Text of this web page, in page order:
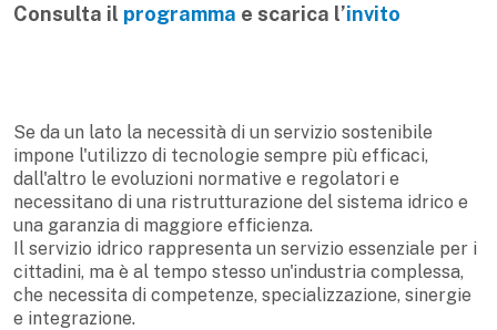
Consulta il programma e scarica l’invito
Se da un lato la necessità di un servizio sostenibile
impone l'utilizzo di tecnologie sempre più efficaci,
dall'altro le evoluzioni normative e regolatori e
necessitano di una ristrutturazione del sistema idrico e
una garanzia di maggiore efficienza.
Il servizio idrico rappresenta un servizio essenziale per i
cittadini, ma è al tempo stesso un'industria complessa,
che necessita di competenze, specializzazione, sinergie
e integrazione.